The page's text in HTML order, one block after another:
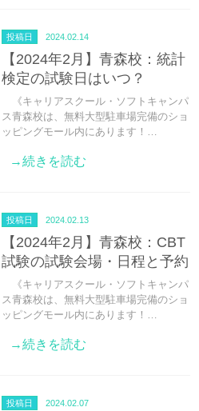
投稿日 2024.02.14
【2024年2月】青森校：統計
検定の試験日はいつ？
《キャリアスクール・ソフトキャンパ
ス青森校は、無料大型駐車場完備のショ
ッピングモール内にあります！…
→続きを読む
投稿日 2024.02.13
【2024年2月】青森校：CBT
試験の試験会場・日程と予約
《キャリアスクール・ソフトキャンパ
ス青森校は、無料大型駐車場完備のショ
ッピングモール内にあります！…
→続きを読む
投稿日 2024.02.07